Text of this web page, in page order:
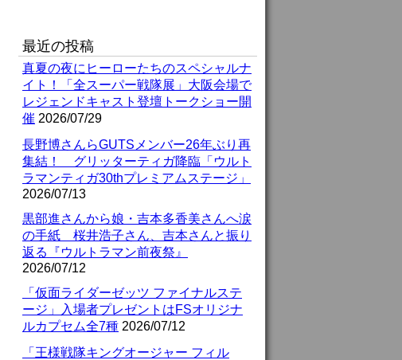
最近の投稿
真夏の夜にヒーローたちのスペシャルナ
イト！「全スーパー戦隊展」大阪会場で
レジェンドキャスト登壇トークショー開
催 2026/07/29
長野博さんらGUTSメンバー26年ぶり再
集結！ グリッターティガ降臨「ウルト
ラマンティガ30thプレミアムステージ」
2026/07/13
黒部進さんから娘・吉本多香美さんへ涙
の手紙 桜井浩子さん、吉本さんと振り
返る『ウルトラマン前夜祭』
2026/07/12
「仮面ライダーゼッツ ファイナルステ
ージ」入場者プレゼントはFSオリジナ
ルカプセム全7種 2026/07/12
「王様戦隊キングオージャー フィル